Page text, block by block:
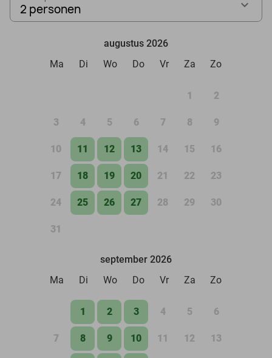
2 personen
augustus 2026
Ma
Di Wo Do Vr Za Zo
1 2
3 4 5 6 7 8 9
10 11 12 13 14 15 16
17 18 19 20 21 22 23
24 25 26 27 28 29 30
31
september 2026
Ma
Di Wo Do Vr Za Zo
1 2 3 4 5 6
7 8 9 10 11 12 13